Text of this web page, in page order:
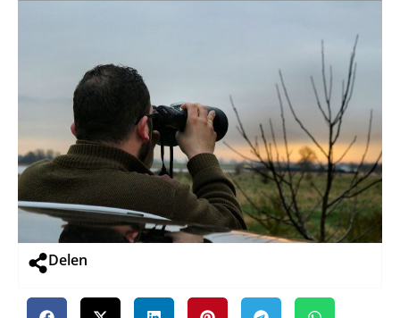
Delen